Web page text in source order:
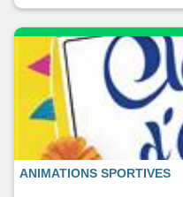
ANIMATIONS SPORTIVES